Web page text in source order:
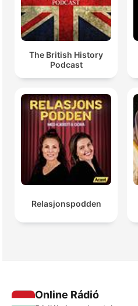
The British History
Podcast
Relasjonspodden
Online Rádió